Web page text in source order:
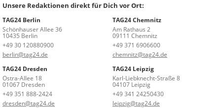
Unsere Redaktionen direkt für Dich vor Ort:
TAG24 Berlin
Schönhauser Allee 36
10435 Berlin
+49 30 120880900
berlin@tag24.de
TAG24 Chemnitz
Am Rathaus 2
09111 Chemnitz
+49 371 6906600
chemnitz@tag24.de
TAG24 Dresden
Ostra-Allee 18
01067 Dresden
+49 351 888-2424
dresden@tag24.de
TAG24 Leipzig
Karl-Liebknecht-Straße 8
04107 Leipzig
+49 341 24250430
leipzig@tag24.de